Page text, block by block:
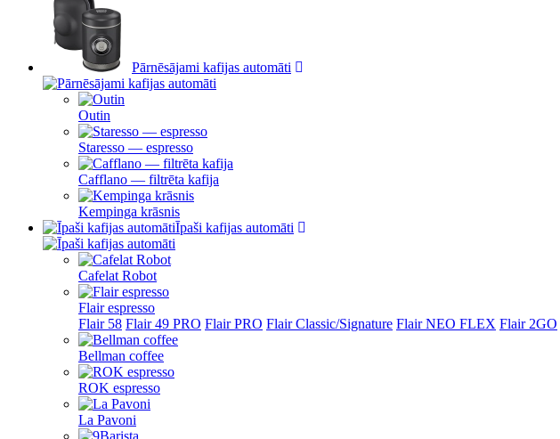
Pārnēsājami kafijas automāti
Outin
Staresso — espresso
Cafflano — filtrēta kafija
Kempinga krāsnis
Īpaši kafijas automāti
Cafelat Robot
Flair espresso
Flair 58 Flair 49 PRO Flair PRO Flair Classic/Signature Flair NEO FLEX Flair 2GO
Bellman coffee
ROK espresso
La Pavoni